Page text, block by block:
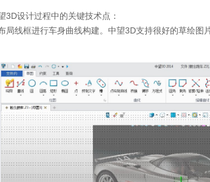
设计过程中的关键技术点：
线框进行车身曲线构建。中望3D支持很好的草绘图